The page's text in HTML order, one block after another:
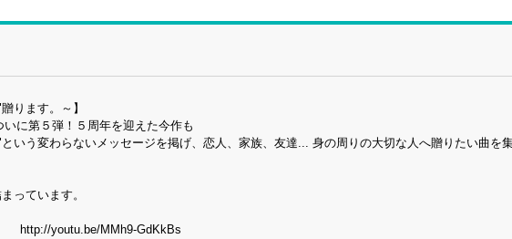
ります。～】
に第５弾！５周年を迎えた今作も
いう変わらないメッセージを掲げ、恋人、家族、友達... 身の周りの大切な人へ贈りたい曲を
まっています。
http://youtu.be/MMh9-GdKkBs